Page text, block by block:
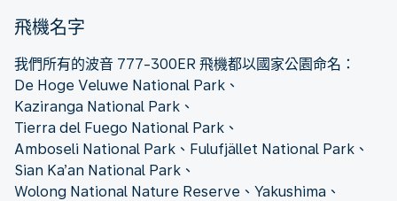
飛機名字
我們所有的波音 777-300ER 飛機都以國家公園命名：
De Hoge Veluwe National Park、
Kaziranga National Park、
Tierra del Fuego National Park、
Amboseli National Park、Fulufjället National Park、
Sian Ka’an National Park、
Wolong National Nature Reserve、Yakushima、